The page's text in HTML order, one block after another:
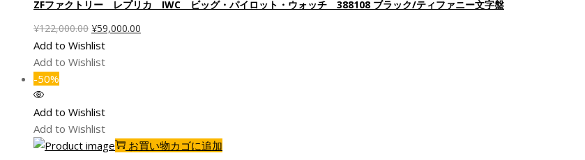
ZFファクトリー レプリカ IWC ビッグ・パイロット・ウォッチ 388108 ブラック/ティファニー文字盤
¥122,000.00 元
の
価
¥122,000.00
で
し
¥59,000.00
で
Add to Wishlist
Add to Wishlist
-50%
Add to Wishlist
Add to Wishlist
お買い物カゴに追加